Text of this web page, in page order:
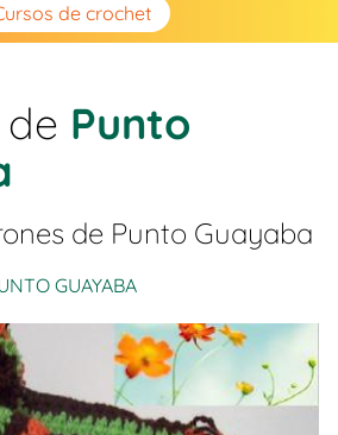
de crochet
Punto
de Punto Guayaba
GUAYABA